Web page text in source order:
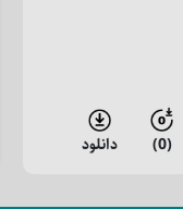
(0) دانلود